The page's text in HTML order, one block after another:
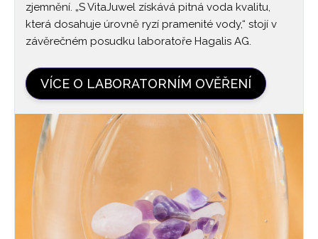
zjemnění. „S VitaJuwel získává pitná voda kvalitu,
která dosahuje úrovně ryzí pramenité vody,“ stojí v
závěrečném posudku laboratoře Hagalis AG.
VÍCE O LABORATORNÍM OVĚŘENÍ